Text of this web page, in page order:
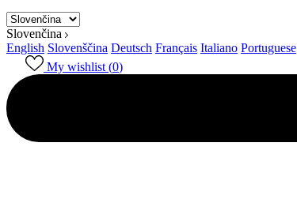
Slovenčina
English Slovenščina Deutsch Français Italiano Portuguese
My wishlist (0)